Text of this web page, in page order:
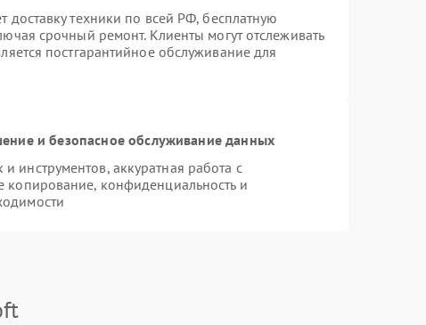
техники по всей РФ, бесплатную
срочный ремонт. Клиенты могут отслеживать
постгарантийное обслуживание для
и безопасное обслуживание данных
инструментов, аккуратная работа с
копирование, конфиденциальность и